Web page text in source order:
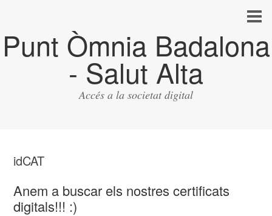
Punt Òmnia Badalona
- Salut Alta
Accés a la societat digital
idCAT
Anem a buscar els nostres certificats
digitals!!! :)